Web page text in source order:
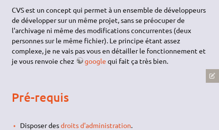
CVS est un concept qui permet à un ensemble de développeurs
de développer sur un même projet, sans se préocuper de
l'archivage ni même des modifications concurrentes (deux
personnes sur le même fichier). Le principe étant assez
complexe, je ne vais pas vous en détailler le fonctionnement et
je vous renvoie chez
google qui fait ça très bien.
Pré-requis
Disposer desdroits d'administration